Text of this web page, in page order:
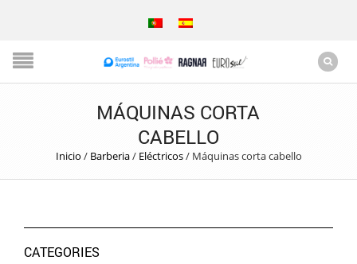
MÁQUINAS CORTA
CABELLO
Inicio / Barberia/ Eléctricos/ Máquinas corta cabello
CATEGORIES